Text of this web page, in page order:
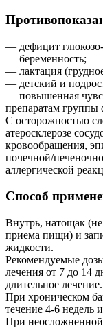
— дефицит
— беременность;
— лактация
— детский и
— повышенная
препаратам группы
С осторожностью
атеросклерозе
кровообращения,
почечной/
аллергической
Способ
Внутрь, натощак
приема пищи) и
жидкости.
Рекомендуемые
лечения от 7 до 14
длительное лечение.
При хроническом
течение 4-6 недель
При неосложненной